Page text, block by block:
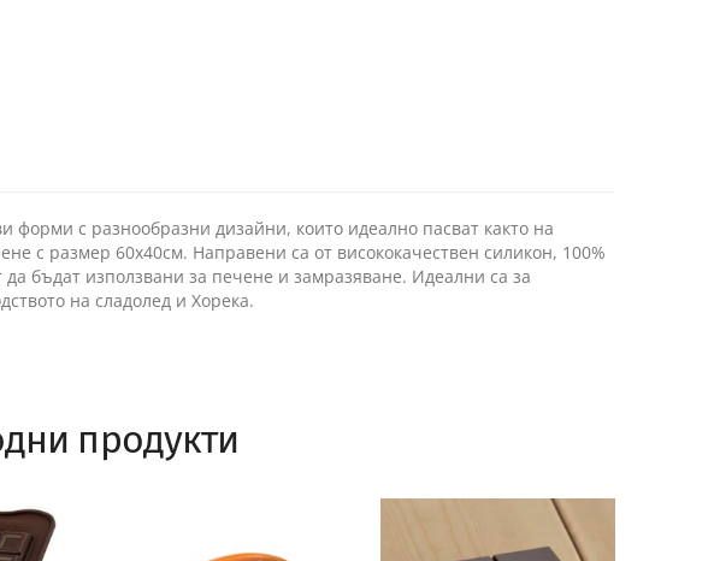
форми с разнообразни дизайни, които идеално пасват както на
с размер 60х40см. Направени са от висококачествен силикон, 100%
бъдат използвани за печене и замразяване. Идеални са за
на сладолед и Хорека.
продукти